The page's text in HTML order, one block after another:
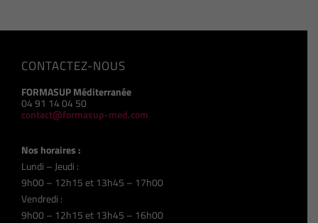
CONTACTEZ-NOUS
FORMASUP Méditerranée
04 91 14 04 50
contact@formasup-med.com
Nos horaires :
Lundi – Jeudi :
9h00 – 12h15 et 13h45 – 17h00
Vendredi :
9h00 – 12h15 et 13h45 – 16h00